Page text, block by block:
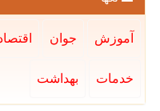
آموزش جوان
خدمات بهداشت